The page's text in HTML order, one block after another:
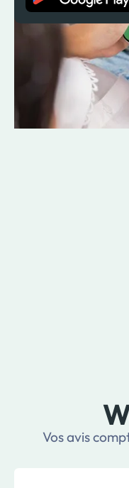
Vos avis